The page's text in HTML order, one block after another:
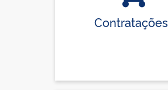
Contratações